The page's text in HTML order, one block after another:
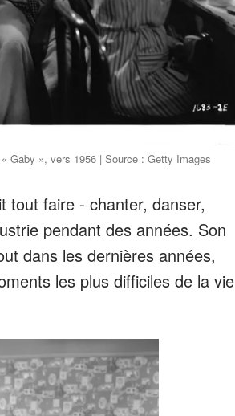
Gaby », vers 1956 | Source : Getty Images
tout faire - chanter, danser,
pendant des années. Son
dans les dernières années,
les plus difficiles de la vie